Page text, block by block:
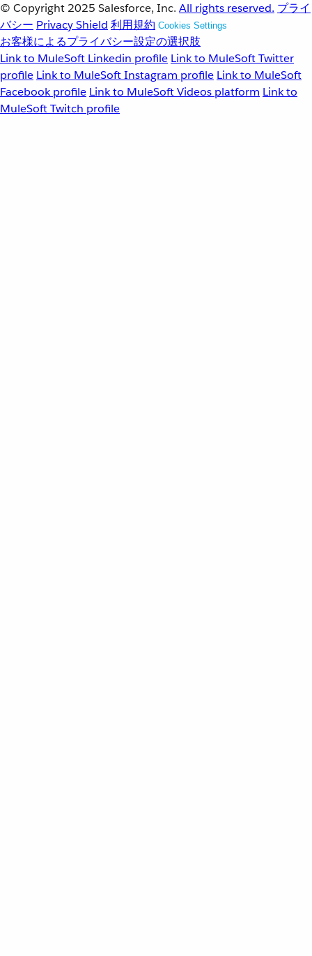
© Copyright 2025 Salesforce, Inc. All rights reserved. プライ
バシー Privacy Shield 利用規約 Cookies Settings
お客様によるプライバシー設定の選択肢
Link to MuleSoft Linkedin profile Link to MuleSoft Twitter
profile Link to MuleSoft Instagram profile Link to MuleSoft
Facebook profile Link to MuleSoft Videos platform Link to
MuleSoft Twitch profile